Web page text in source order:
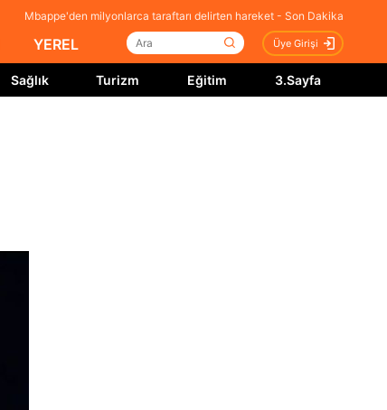
Mbappe'den milyonlarca taraftarı delirten hareket - Son Dakika
YEREL Üye Girişi
Sağlık Turizm Eğitim 3.Sayfa